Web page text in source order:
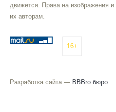
движется. Права на изображения
их авторам.
16+
Разработка сайта — BBBro бюро